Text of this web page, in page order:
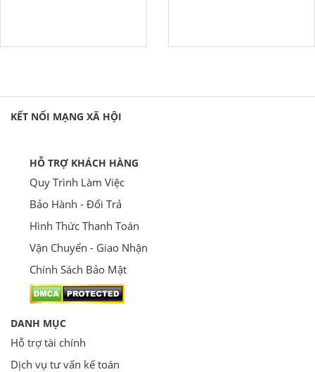
KẾT NỐI MẠNG XÃ HỘI
HỖ TRỢ KHÁCH HÀNG
Quy Trình Làm Việc
Bảo Hành - Đổi Trả
Hình Thức Thanh Toán
Vận Chuyển - Giao Nhận
Chính Sách Bảo Mật
DANH MỤC
Hỗ trợ tài chính
Dịch vụ tư vấn kế toán